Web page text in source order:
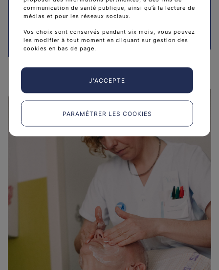
médecins en réunion de concertation pluridisciplinaire.
Les traitements du cancer de l’œsophage arrow_forward
communication de santé publique, ainsi qu’à la lecture de
médias et pour les réseaux sociaux.
Vos choix sont conservés pendant six mois, vous pouvez
les modifier à tout moment en cliquant sur gestion des
cookies en bas de page.
J'ACCEPTE
PARAMÉTRER LES COOKIES